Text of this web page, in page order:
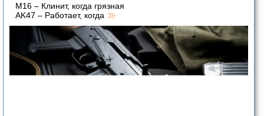
М16 – Клинит, когда грязная
AK47 – Работает, когда